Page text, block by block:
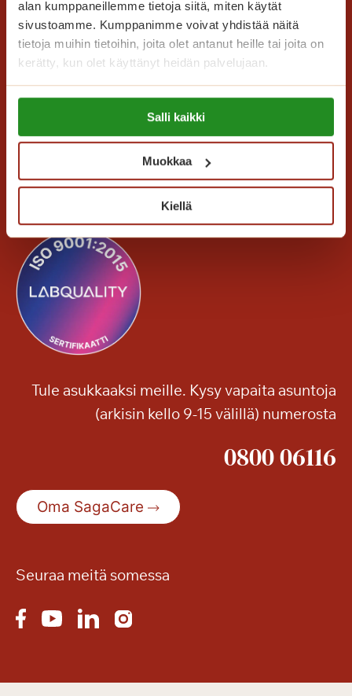
alan kumppaneillemme tietoja siitä, miten käytät
sivustoamme. Kumppanimme voivat yhdistää näitä
tietoja muihin tietoihin, joita olet antanut heille tai joita on
kerätty, kun olet käyttänyt heidän palvelujaan.
Lue lisää evästeistä:
https://sagacare.fi/evasteet/
Salli kaikki
Muokkaa
Kiellä
u
i
d
e
n
s
e
l
u
r
m
a
s
y
e
ö
Saga Care Finland Oy
Mannerheimintie 164 PL 11
00301 Helsinki
Kaikki yhteystiedot
Tule asukkaaksi meille. Kysy vapaita asuntoja
(arkisin kello 9-15 välillä) numerosta
0800 06116
Oma SagaCare
Seuraa meitä somessa